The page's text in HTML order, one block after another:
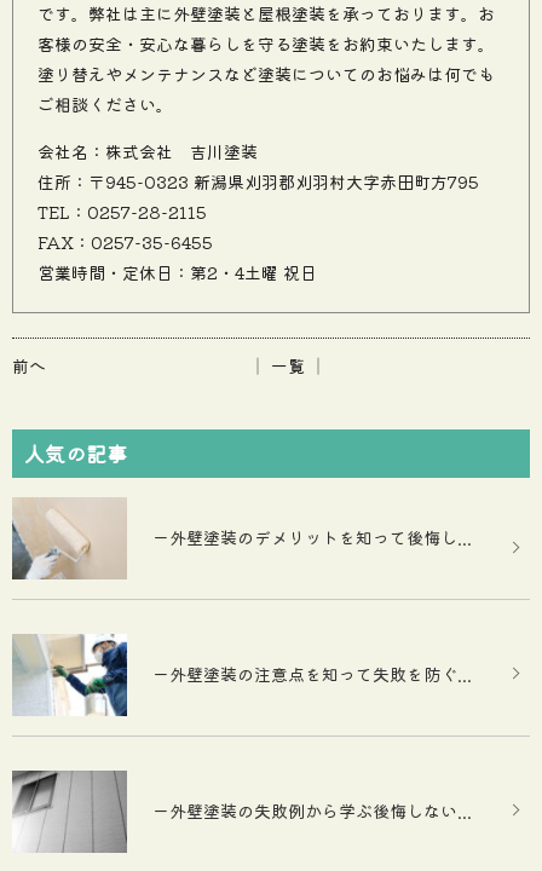
です。弊社は主に外壁塗装と屋根塗装を承っております。お
客様の安全・安心な暮らしを守る塗装をお約束いたします。
塗り替えやメンテナンスなど塗装についてのお悩みは何でも
ご相談ください。
会社名：株式会社 吉川塗装
住所：〒945-0323 新潟県刈羽郡刈羽村大字赤田町方795
TEL：0257-28-2115
FAX：0257-35-6455
営業時間・定休日：第2・4土曜 祝日
前へ │ 一覧 │
人気の記事
ー外壁塗装のデメリットを知って後悔し...
ー外壁塗装の注意点を知って失敗を防ぐ...
ー外壁塗装の失敗例から学ぶ後悔しない...